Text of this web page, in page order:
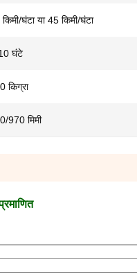
घंटा या 45 किमी/घंटा
घंटे
किग्रा
970 मिमी